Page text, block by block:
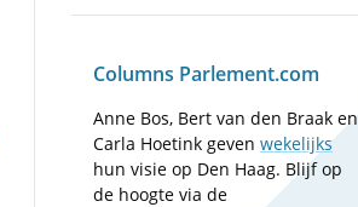
Columns Parlement.com
Anne Bos, Bert van den Braak en
Carla Hoetink gevenwekelijks
hun visie op Den Haag. Blijf op
de hoogte via de